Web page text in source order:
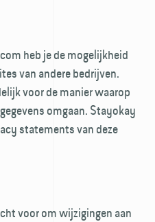
heb je de mogelijkheid
van andere bedrijven.
voor de manier waarop
omgaan. Stayokay
statements van deze
voor om wijzigingen aan